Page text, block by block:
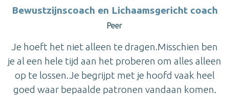
Bewustzijnscoach en Lichaamsgericht coach
Peer
Je hoeft het niet alleen te dragen.Misschien ben
je al een hele tijd aan het proberen om alles alleen
op te lossen.Je begrijpt met je hoofd vaak heel
goed waar bepaalde patronen vandaan komen.